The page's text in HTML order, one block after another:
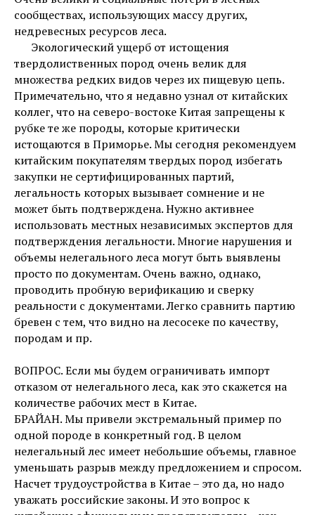
сообществах, использующих массу других,
недревесных ресурсов леса.
Экологический ущерб от истощения
твердолиственных пород очень велик для
множества редких видов через их пищевую цепь.
Примечательно, что я недавно узнал от китайских
коллег, что на северо-востоке Китая запрещены к
рубке те же породы, которые критически
истощаются в Приморье. Мы сегодня рекомендуем
китайским покупателям твердых пород избегать
закупки не сертифицированных партий,
легальность которых вызывает сомнение и не
может быть подтверждена. Нужно активнее
использовать местных независимых экспертов для
подтверждения легальности. Многие нарушения и
объемы нелегального леса могут быть выявлены
просто по документам. Очень важно, однако,
проводить пробную верификацию и сверку
реальности с документами. Легко сравнить партию
бревен с тем, что видно на лесосеке по качеству,
породам и пр.
ВОПРОС. Если мы будем ограничивать импорт
отказом от нелегального леса, как это скажется на
количестве рабочих мест в Китае.
БРАЙАН. Мы привели экстремальный пример по
одной породе в конкретный год. В целом
нелегальный лес имеет небольшие объемы, главное
уменьшать разрыв между предложением и спросом.
Насчет трудоустройства в Китае – это да, но надо
уважать российские законы. И это вопрос к